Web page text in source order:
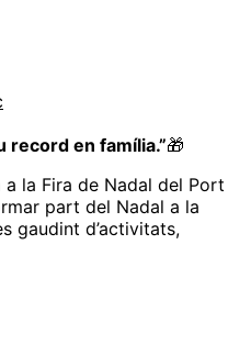
record en família.”🎁
la Fira de Nadal del Port
part del Nadal a la
gaudint d’activitats,